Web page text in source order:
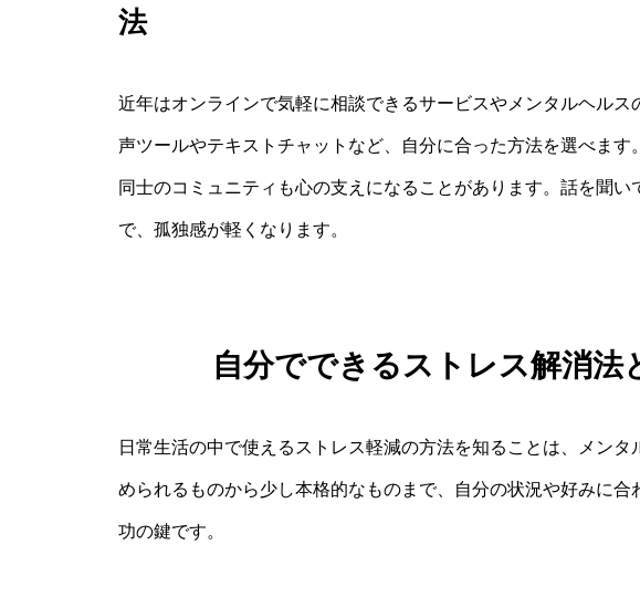
法
近年はオンラインで気軽に相談できるサービスやメンタルヘル
声ツールやテキストチャットなど、自分に合った方法を選べま
同士のコミュニティも心の支えになることがあります。話を聞い
で、孤独感が軽くなります。
自分でできるストレス解消法
日常生活の中で使えるストレス軽減の方法を知ることは、メン
められるものから少し本格的なものまで、自分の状況や好みに
功の鍵です。